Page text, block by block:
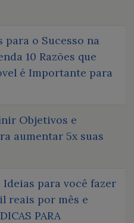
para o Sucesso na
10 Razões que
é Importante para
Objetivos e
aumentar 5x suas
Ideias para você fazer
reais por mês e
PARA